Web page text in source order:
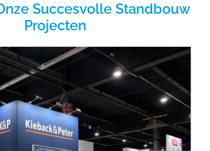
Succesvolle Standbouw
Projecten